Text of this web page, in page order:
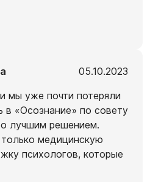
05.10.2023
мы уже почти потеряли
в «Осознание» по совету
лучшим решением.
медицинскую
психологов, которые